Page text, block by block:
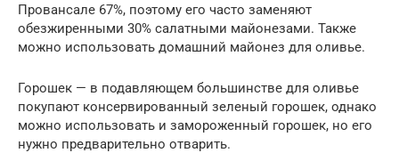
Провансале 67%, поэтому его часто заменяют
обезжиренными 30% салатными майонезами. Также
можно использовать домашний майонез для оливье.
Горошек — в подавляющем большинстве для оливье
покупают консервированный зеленый горошек, однако
можно использовать и замороженный горошек, но его
нужно предварительно отварить.